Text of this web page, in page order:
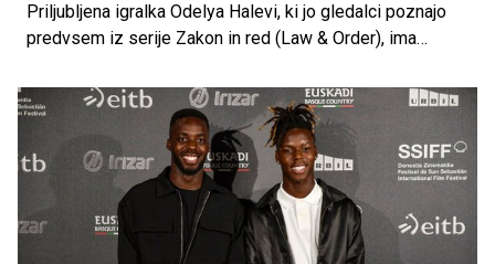
Priljubljena igralka Odelya Halevi, ki jo gledalci poznajo
predvsem iz serije Zakon in red (Law & Order), ima
Aaronom Mazorjem pričakuje prvega otroka, deklico.
Dojenčica naj bi se družini pridružila decembra.